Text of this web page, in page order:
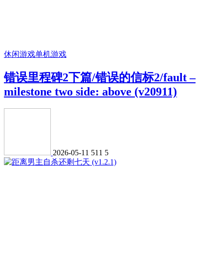
休闲游戏单机游戏
错误里程碑2下篇/错误的信标2/fault –
milestone two side: above (v20911)
2026-05-11 511 5